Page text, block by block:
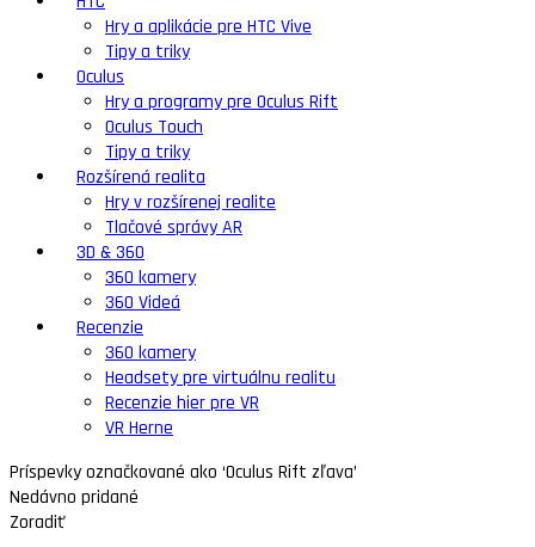
Hry a aplikácie pre HTC Vive
Tipy a triky
Oculus
Hry a programy pre Oculus Rift
Oculus Touch
Tipy a triky
Rozšírená realita
Hry v rozšírenej realite
Tlačové správy AR
3D & 360
360 kamery
360 Videá
Recenzie
360 kamery
Headsety pre virtuálnu realitu
Recenzie hier pre VR
VR Herne
Príspevky označkované ako ‘Oculus Rift zľava’
Nedávno pridané
Zoradiť